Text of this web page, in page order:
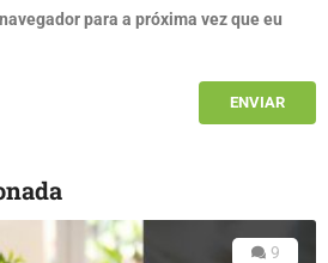
para a próxima vez que eu
9